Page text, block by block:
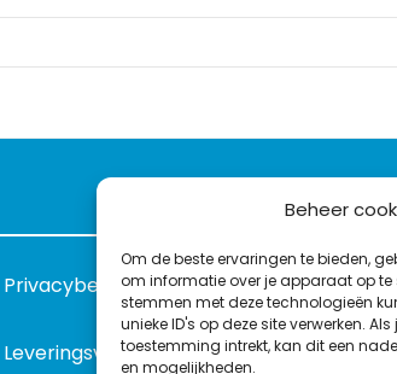
Beheer
Om de beste ervaringen te bieden,
om informatie over je apparaat op
stemmen met deze technologieën
unieke ID's op deze site verwerken.
toestemming intrekt, kan dit een
en mogelijkheden.
Privacybeleid
Leveringsvoorwaarden
L
i
nT
w